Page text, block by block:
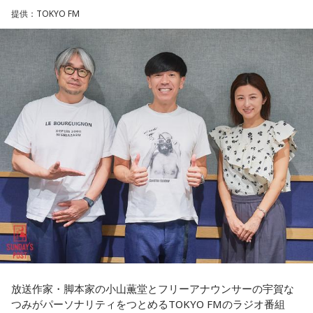
この日の放送をradikoタイムフリーで聴く
※放送エリア外の方は、プレミアム会員の登録でご利用いた
----------------------------------------------------
＜番組概要＞
番組名：SCHOOL OF LOCK!
パーソナリティ：アンジー校長（アンジェリーナ1/3・
Gacharic Spin）、たんぼ教頭（溝上たんぼ）
放送日時：月曜～木曜 22:00～23:55／金曜 22:00～22:55
番組Webサイト：https://www.tfm.co.jp/lock/
番組公式X：@sol_info
葉がありまして。現在は麻生太郎さん、武田良太さん、そし
て藏内さんが熾烈な権力闘争を繰り広げています」
「藏内さんだけ県議、ということですね」
常井「なぜ1人の地方議員が永田町の大物にも匹敵する大きな
力を持ったのか。きょうは福岡を入口に、全国に共通するド
ンの条件を探ります。私、10年ほど前に全国各地の地方選挙
を取材していたとき、どこへ行ってもドンと呼ばれる地元の
権力者がいたんですね。どういう人かというと、だいたい経
済力があって抜群に選挙が強くて。地元の首長や国会議員よ
りも発言力がある人です」
長野「はい」
常井 「中には、かつての野中広務さんや森山𥙿さんのように
50を過ぎてから国政に進んだドンもいる。ではどういった状
提供：TOKYO FM
放送作家・脚本家の小山薫堂とフリーアナウンサーの宇賀な
つみがパーソナリティをつとめるTOKYO FMのラジオ番組